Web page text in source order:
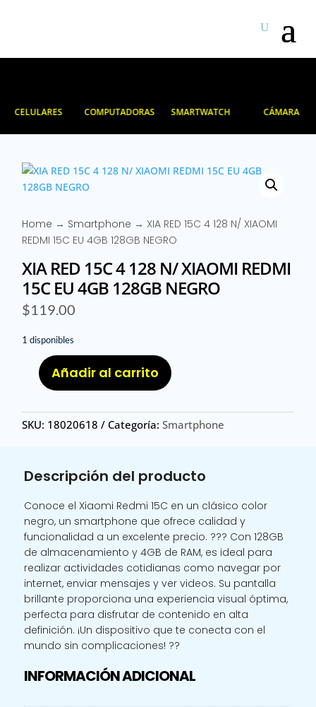
CELULARES COMPUTADORAS SMARTWATCH CÁMARA
Home → Smartphone → XIA RED 15C 4 128 N/ XIAOMI
REDMI 15C EU 4GB 128GB NEGRO
XIA RED 15C 4 128 N/ XIAOMI REDMI
15C EU 4GB 128GB NEGRO
$119.00
1 disponibles
XIA
15C
4
XIAOMI
15C
EU
4GB
128GB
NEGRO
cantidad
Añadir al carrito
SKU: 18020618 Categoría:Smartphone
Descripción del producto
Conoce el Xiaomi Redmi 15C en un clásico color
negro, un smartphone que ofrece calidad y
funcionalidad a un excelente precio. ??? Con 128GB
de almacenamiento y 4GB de RAM, es ideal para
realizar actividades cotidianas como navegar por
internet, enviar mensajes y ver videos. Su pantalla
brillante proporciona una experiencia visual óptima,
perfecta para disfrutar de contenido en alta
definición. ¡Un dispositivo que te conecta con el
mundo sin complicaciones! ??
INFORMACIÓN ADICIONAL